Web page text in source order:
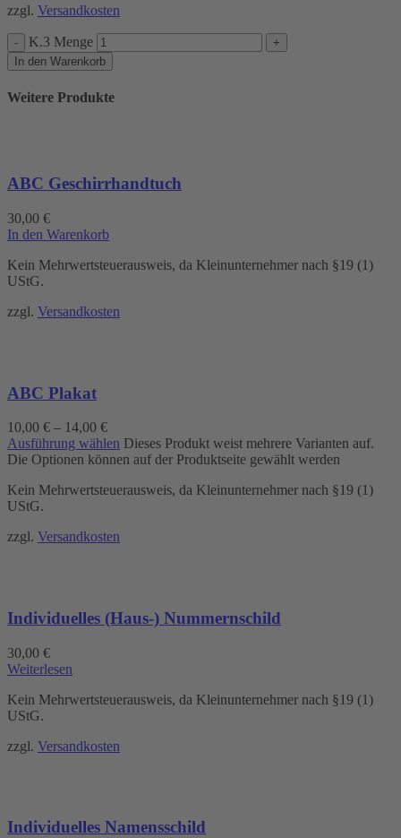
zzgl. Versandkosten
K.3 Menge
In den Warenkorb
Weitere Produkte
ABC Geschirrhandtuch
30,00 €
In den Warenkorb
Kein Mehrwertsteuerausweis, da Kleinunternehmer nach §19 (1)
UStG.
zzgl. Versandkosten
ABC Plakat
10,00 € – 14,00 €
Ausführung wählen Dieses Produkt weist mehrere Varianten auf.
Die Optionen können auf der Produktseite gewählt werden
Kein Mehrwertsteuerausweis, da Kleinunternehmer nach §19 (1)
UStG.
zzgl. Versandkosten
Individuelles (Haus-) Nummernschild
30,00 €
Weiterlesen
Kein Mehrwertsteuerausweis, da Kleinunternehmer nach §19 (1)
UStG.
zzgl. Versandkosten
Individuelles Namensschild